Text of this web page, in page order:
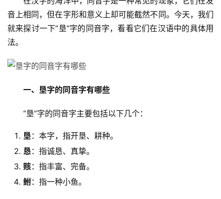
音上相同，但在字形和意义上却可能截然不同。今天，我们
就来探讨一下“垦”字的同音字，看看它们在汉语中的具体用
法。
一、垦字的同音字有哪些
“垦”字的同音字主要包括以下几个：
垦 ：本字，指开垦、耕种。
恳：指诚恳、真挚。
赅：指丰富、完备。
鲋：指一种小鱼。